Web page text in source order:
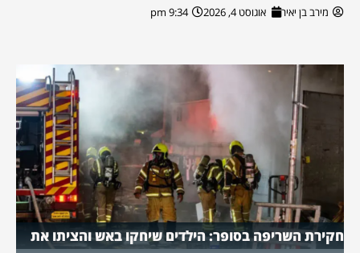
מירב בן יאיר אוגוסט 4, 2026 9:34 pm
חקירת השריפה בסופר: הילדים שיחקו באש והציתו את